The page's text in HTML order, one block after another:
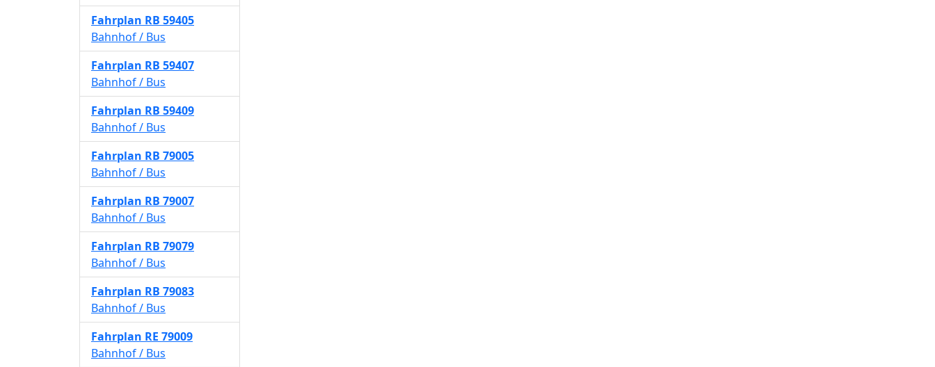
Fahrplan RB 59405
Bahnhof / Bus
Fahrplan RB 59407
Bahnhof / Bus
Fahrplan RB 59409
Bahnhof / Bus
Fahrplan RB 79005
Bahnhof / Bus
Fahrplan RB 79007
Bahnhof / Bus
Fahrplan RB 79079
Bahnhof / Bus
Fahrplan RB 79083
Bahnhof / Bus
Fahrplan RE 79009
Bahnhof / Bus